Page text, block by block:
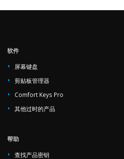
软件
屏幕键盘
剪贴板管理器
Comfort Keys Pro
其他过时的产品
帮助
查找产品密钥